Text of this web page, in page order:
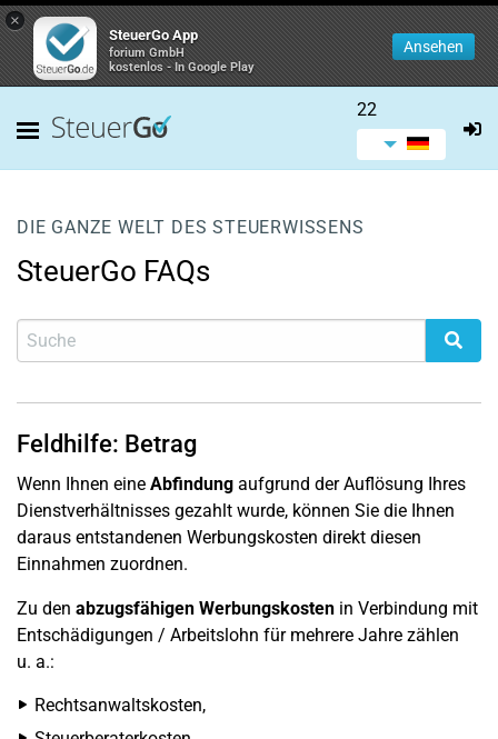
×
SteuerGo App
forium GmbH
kostenlos - In Google Play
Ansehen
22
DIE GANZE WELT DES STEUERWISSENS
SteuerGo FAQs
Feldhilfe: Betrag
Wenn Ihnen eine Abfindung aufgrund der Auflösung Ihres
Dienstverhältnisses gezahlt wurde, können Sie die Ihnen
daraus entstandenen Werbungskosten direkt diesen
Einnahmen zuordnen.
Zu den abzugsfähigen Werbungskosten in Verbindung mit
Entschädigungen / Arbeitslohn für mehrere Jahre zählen
u. a.:
Rechtsanwaltskosten,